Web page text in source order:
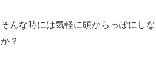
そんな時には気軽に頭からっぽにし
か？